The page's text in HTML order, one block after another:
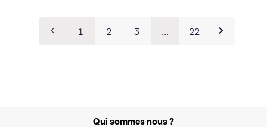
1 2 3 … 22
Qui sommes nous ?